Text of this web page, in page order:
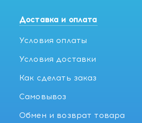
Доставка и оплата
Условия оплаты
Условия доставки
Как сделать заказ
Самовывоз
Обмен и возврат товара